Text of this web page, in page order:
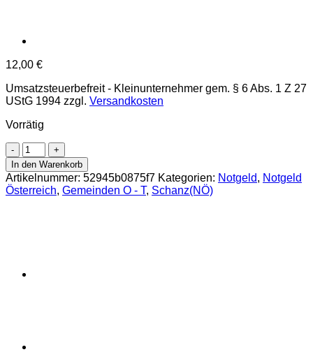
12,00 €
Umsatzsteuerbefreit - Kleinunternehmer gem. § 6 Abs. 1 Z 27
UStG 1994 zzgl. Versandkosten
Vorrätig
Schanz(NÖ)
-
30,50,75,90
Heller
23.7.1920
Erh.
In den Warenkorb
Artikelnummer: 52945b0875f7 Kategorien: Notgeld, Notgeld
Österreich, Gemeinden O - T, Schanz(NÖ)